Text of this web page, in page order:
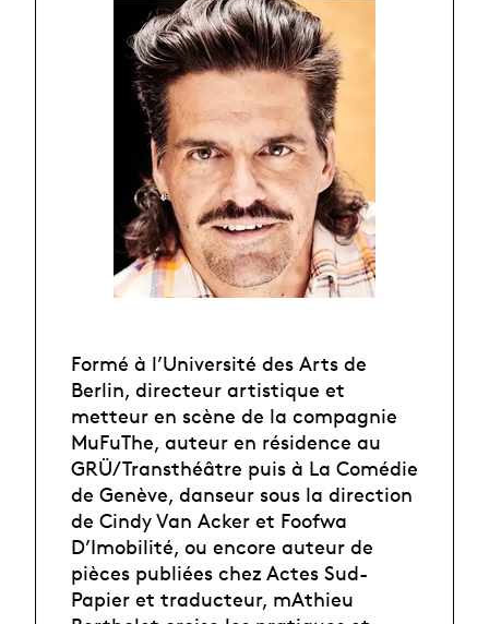
Formé à l’Université des Arts de
Berlin, directeur artistique et
metteur en scène de la compagnie
MuFuThe, auteur en résidence au
GRÜ/ Transthéâtre puis à La Comédie
de Genève, danseur sous la direction
de Cindy Van Acker et Foofwa
D’Imobilité, ou encore auteur de
pièces publiées chez Actes Sud-
Papier et traducteur, mAthieu